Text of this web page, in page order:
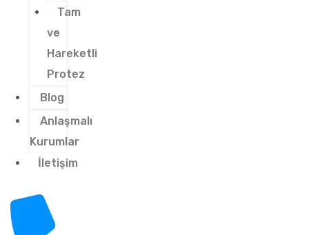
Tam
ve
Hareketli
Protez
Blog
Anlaşmalı
Kurumlar
İletişim